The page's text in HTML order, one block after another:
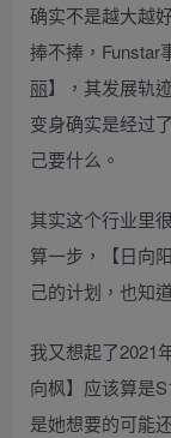
确实不是越大越
捧不捧，Funstar
丽】，其发展轨
变身确实是经过
己要什么。
其实这个行业里
算一步，【日向
己的计划，也知
我又想起了2021
向枫】应该算是
是她想要的可能